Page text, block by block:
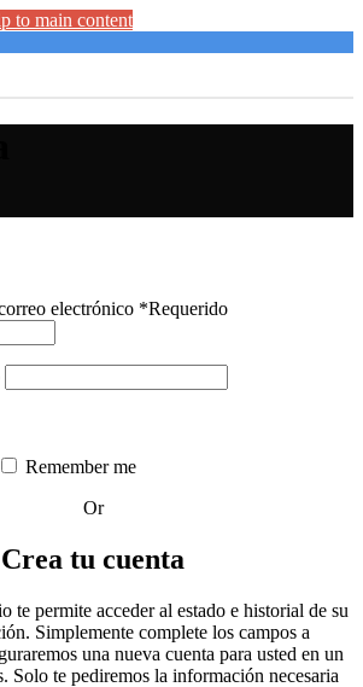
to main content
electrónico *Requerido
Remember me
Or
Crea tu cuenta
te permite acceder al estado e historial de su
Simplemente complete los campos a
una nueva cuenta para usted en un
Solo te pediremos la información necesaria